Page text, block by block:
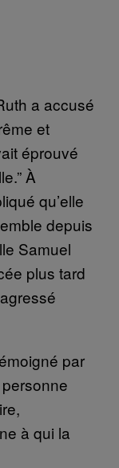
a accusé
et
éprouvé
À
qu’elle
depuis
Samuel
plus tard
par
à qui la